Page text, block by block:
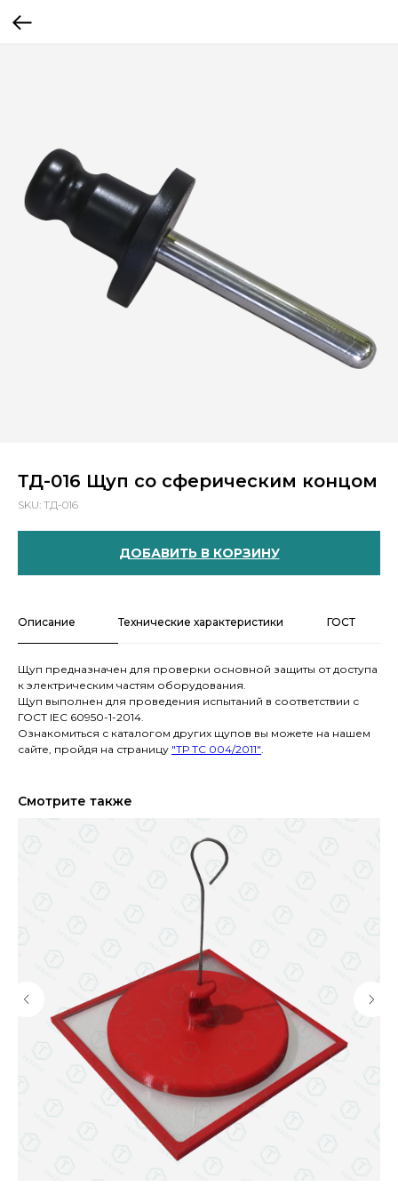
ТД-016 Щуп со сферическим концом
SKU: ТД-016
ДОБАВИТЬ В КОРЗИНУ
Описание Технические характеристики ГОСТ
Щуп предназначен для проверки основной защиты от доступа
к электрическим частям оборудования.
Щуп выполнен для проведения испытаний в соответствии с
ГОСТ IEC 60950-1-2014.
Ознакомиться с каталогом других щупов вы можете на нашем
сайте, пройдя на страницу "ТР ТС 004/2011".
Смотрите также